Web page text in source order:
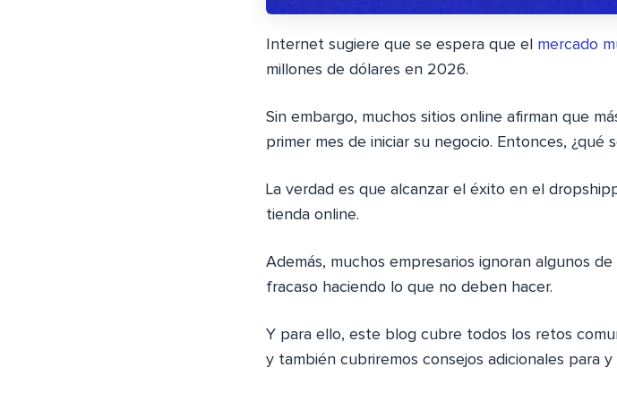
Internet sugiere que se espera que el mercado
millones de dólares en 2026.
Sin embargo, muchos sitios online afirman que
primer mes de iniciar su negocio. Entonces, ¿qué
La verdad es que alcanzar el éxito en el
tienda online.
Además, muchos empresarios ignoran algunos
fracaso haciendo lo que no deben hacer.
Y para ello, este blog cubre todos los retos
y también cubriremos consejos adicionales para